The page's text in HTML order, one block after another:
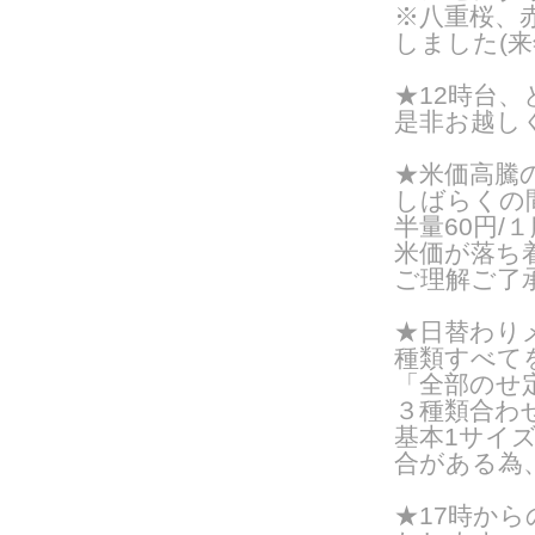
※八重桜、
しました(
★12時台、
是非お越し
★米価高騰
しばらくの
半量60円/
米価が落ち
ご理解ご了
★日替わり
種類すべて
「全部の
３種類合わ
基本1サイ
合がある為
★17時から